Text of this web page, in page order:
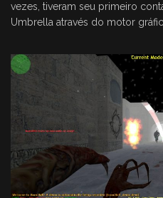
vezes, tiveram seu primeiro
Umbrella através do motor